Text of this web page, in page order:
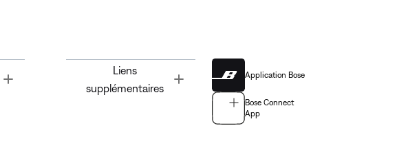
Toggle
Liens
supplémentaires
Application Bose
Bose Connect
App